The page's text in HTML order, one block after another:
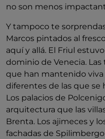
no son menos
Y tampoco te
Marcos pintados al
aquí y allá. El Friul
dominio de Venecia.
que han mantenido
diferentes de las que se
Los palacios de
arquitectura que las
Brenta. Los ajimeces y
fachadas de